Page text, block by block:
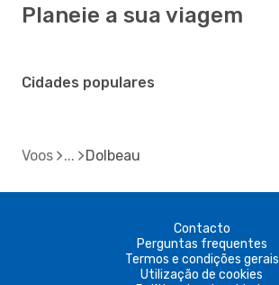
Planeie a sua viagem
Cidades populares
Voos Dolbeau
Contacto
Perguntas frequentes
Termos e condições gerais
Utilização de cookies